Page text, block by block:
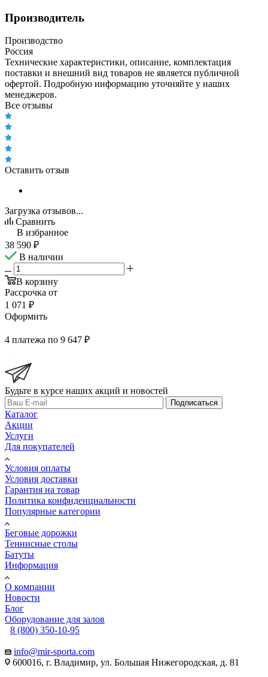
Производитель
Производство
Россия
Технические характеристики, описание, комплектация
поставки и внешний вид товаров не является публичной
офертой. Подробную информацию уточняйте у наших
менеджеров.
Все отзывы
Оставить отзыв
Загрузка отзывов...
Сравнить
В избранное
38 590 ₽
В наличии
В корзину
Рассрочка от
1 071 ₽
Оформить
4 платежа по 9 647 ₽
Будьте в курсе наших акций и новостей
Подписаться
Каталог
Акции
Услуги
Для покупателей
Условия оплаты
Условия доставки
Гарантия на товар
Политика конфиденциальности
Популярные категории
Беговые дорожки
Теннисные столы
Батуты
Информация
О компании
Новости
Блог
Оборудование для залов
8 (800) 350-10-95
info@mir-sporta.com
600016, г. Владимир, ул. Большая Нижегородская, д. 81